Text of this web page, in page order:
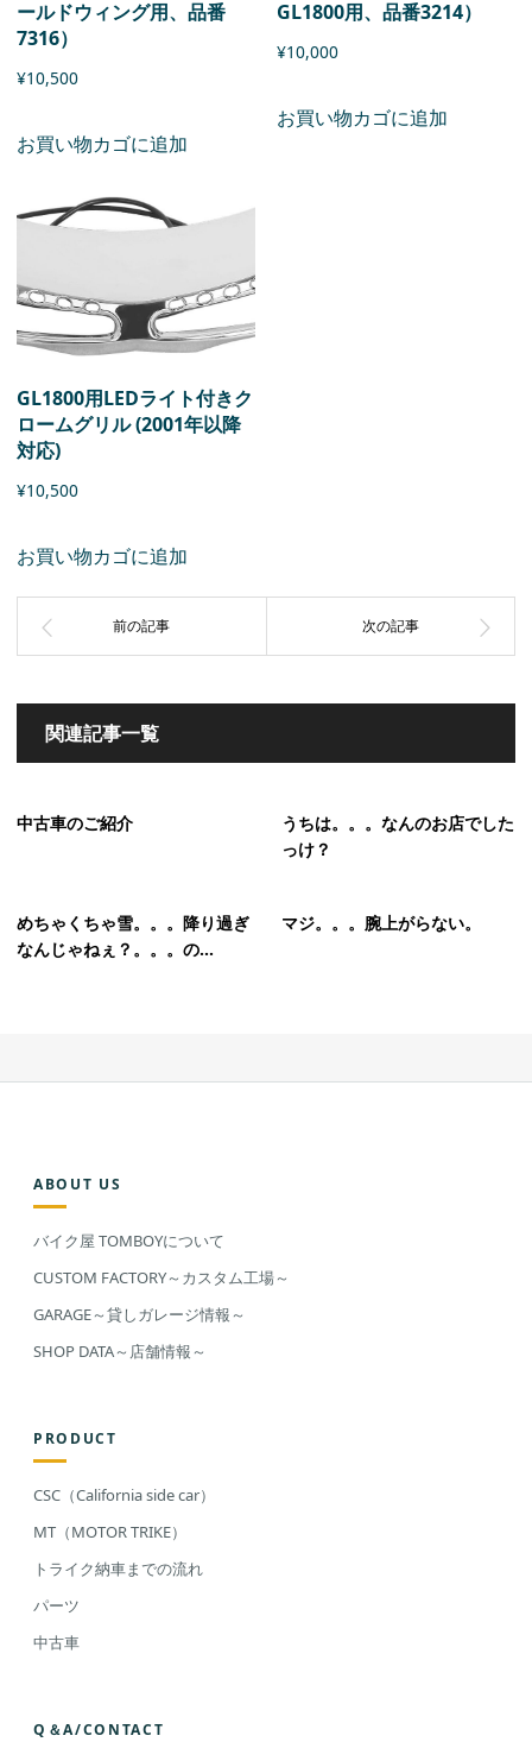
ールドウィング用、品番
7316）
¥10,500
お買い物カゴに追加
GL1800用、品番3214）
¥10,000
お買い物カゴに追加
GL1800用LEDライト付きク
ロームグリル (2001年以降
対応)
¥10,500
お買い物カゴに追加
関連記事一覧
中古車のご紹介
うちは。。。なんのお店でした
っけ？
めちゃくちゃ雪。。。降り過ぎ
なんじゃねぇ？。。。の...
マジ。。。腕上がらない。
ABOUT US
バイク屋 TOMBOYについて
CUSTOM FACTORY～カスタム工場～
GARAGE～貸しガレージ情報～
SHOP DATA～店舗情報～
PRODUCT
CSC（California side car）
MT（MOTOR TRIKE）
トライク納車までの流れ
パーツ
中古車
Q＆A/CONTACT